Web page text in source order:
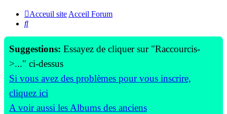
Acceuil siteAcceil Forum
Rechercher
Suggestions: Essayez de cliquer sur "Raccourcis-
>..." ci-dessus
Si vous avez des problèmes pour vous inscrire,
cliquez ici
A voir aussi les Albums des anciens